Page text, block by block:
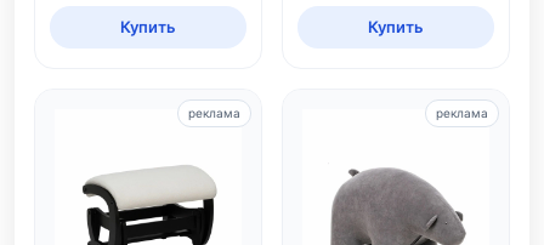
Купить Купить
реклама реклама